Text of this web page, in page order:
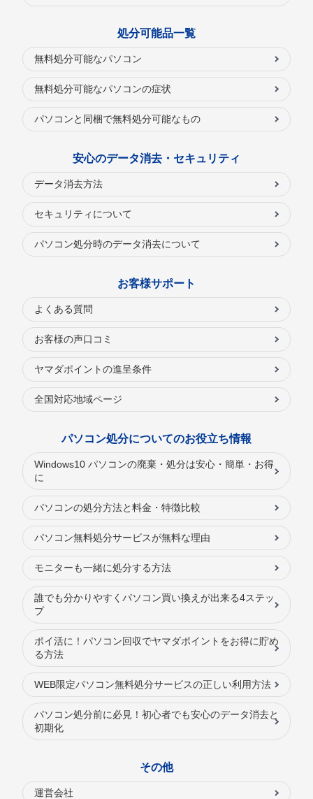
処分可能品一覧
無料処分可能なパソコン
無料処分可能なパソコンの症状
パソコンと同梱で無料処分可能なもの
安心のデータ消去・セキュリティ
データ消去方法
セキュリティについて
パソコン処分時のデータ消去について
お客様サポート
よくある質問
お客様の声口コミ
ヤマダポイントの進呈条件
全国対応地域ページ
パソコン処分についてのお役立ち情報
Windows10 パソコンの廃棄・処分は安心・簡単・お得
に
パソコンの処分方法と料金・特徴比較
パソコン無料処分サービスが無料な理由
モニターも一緒に処分する方法
誰でも分かりやすくパソコン買い換えが出来る4ステッ
プ
ポイ活に！パソコン回収でヤマダポイントをお得に貯め
る方法
WEB限定パソコン無料処分サービスの正しい利用方法
パソコン処分前に必見！初心者でも安心のデータ消去と
初期化
その他
運営会社